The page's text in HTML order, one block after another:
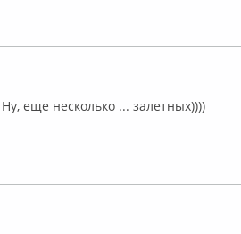
еще несколько ... залетных))))